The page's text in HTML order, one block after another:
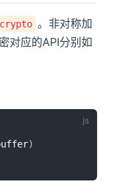
crypto 。非对称加
对应的API分别如
)